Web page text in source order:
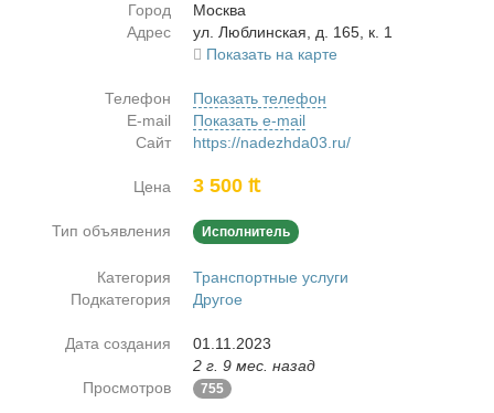
Город
Москва
Адрес
ул. Люб­лин­ская, д. 165, к. 1
Показать на карте
Телефон
Показать телефон
E-mail
Показать e-mail
Сайт
https://nadezhda03.ru/
Цена 3 500 ₶
Тип объявления Исполнитель
Категория
Транспортные услуги
Подкатегория
Другое
Дата создания
01.11.2023
2 г. 9 мес. назад
Просмотров
755